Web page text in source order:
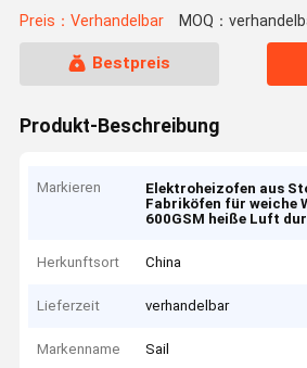
Preis：Verhandelbar MOQ：
Bestpreis
Produkt-Beschreibung
Markieren Elektroheizofen aus
Fabriköfen für weiche
600GSM heiße Luft
Herkunftsort China
Lieferzeit verhandelbar
Markenname Sail